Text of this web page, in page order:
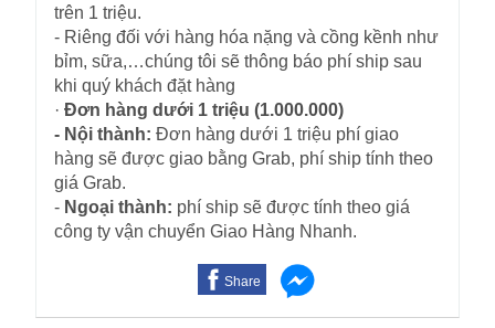
trên 1 triệu.
- Riêng đối với hàng hóa nặng và cồng kềnh như
bỉm, sữa,…chúng tôi sẽ thông báo phí ship sau
khi quý khách đặt hàng
· Đơn hàng dưới 1 triệu (1.000.000)
- Nội thành: Đơn hàng dưới 1 triệu phí giao
hàng sẽ được giao bằng Grab, phí ship tính theo
giá Grab.
- Ngoại thành: phí ship sẽ được tính theo giá
công ty vận chuyển Giao Hàng Nhanh.
Share